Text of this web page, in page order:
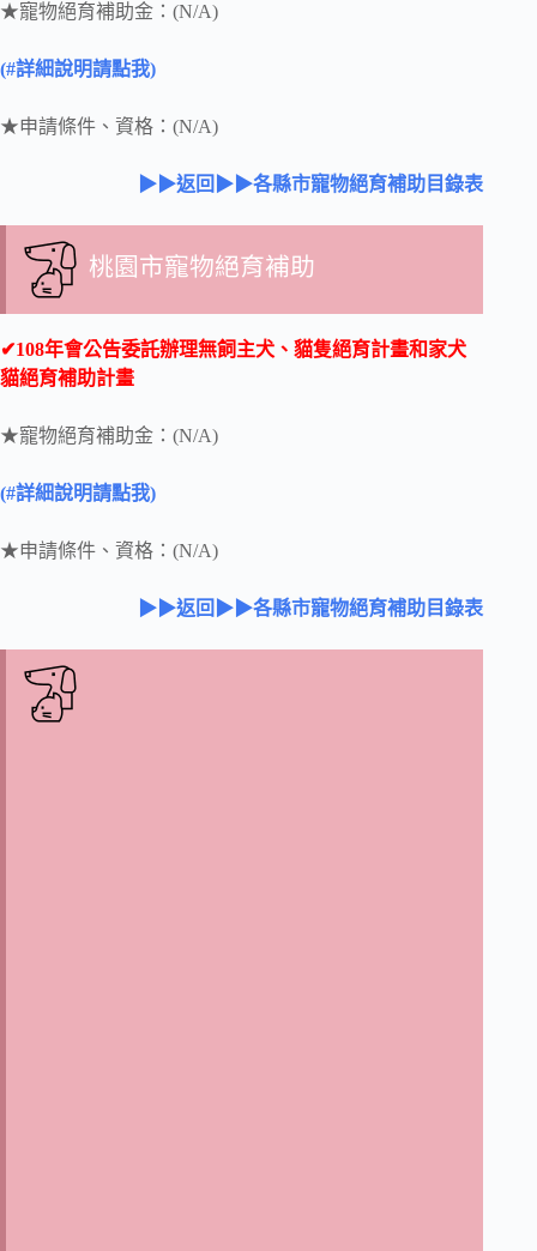
★寵物絕育補助金：(N/A)
(#詳細說明請點我)
★申請條件、資格：(N/A)
▶▶返回▶▶各縣市寵物絕育補助目錄表
桃園市寵物絕育補助
✔108年會公告委託辦理無飼主犬、貓隻絕育計畫和家犬
貓絕育補助計畫
★寵物絕育補助金：(N/A)
(#詳細說明請點我)
★申請條件、資格：(N/A)
▶▶返回▶▶各縣市寵物絕育補助目錄表